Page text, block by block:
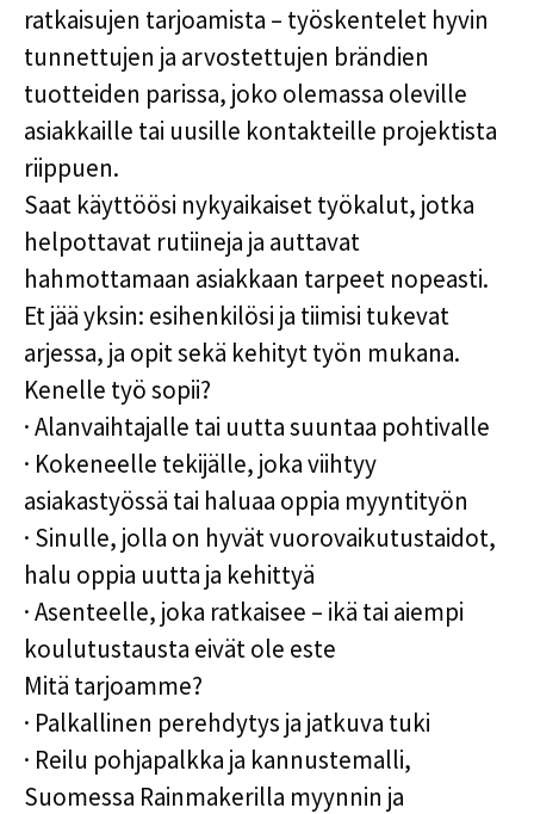
ratkaisujen tarjoamista – työskentelet hyvin
tunnettujen ja arvostettujen brändien
tuotteiden parissa, joko olemassa oleville
asiakkaille tai uusille kontakteille projektista
riippuen.
Saat käyttöösi nykyaikaiset työkalut, jotka
helpottavat rutiineja ja auttavat
hahmottamaan asiakkaan tarpeet nopeasti.
Et jää yksin: esihenkilösi ja tiimisi tukevat
arjessa, ja opit sekä kehityt työn mukana.
Kenelle työ sopii?
·Alanvaihtajalle tai uutta suuntaa pohtivalle
· Kokeneelle tekijälle, joka viihtyy
asiakastyössä tai haluaa oppia myyntityön
· Sinulle, jolla on hyvät vuorovaikutustaidot,
halu oppia uutta ja kehittyä
·Asenteelle, joka ratkaisee – ikä tai aiempi
koulutustausta eivät ole este
Mitä tarjoamme?
· Palkallinen perehdytys ja jatkuva tuki
· Reilu pohjapalkka ja kannustemalli,
Suomessa Rainmakerilla myynnin ja